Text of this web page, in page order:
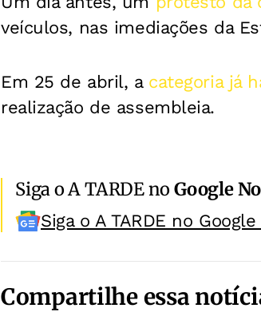
veículos, nas imediações da
Em 25 de abril, a categoria já
realização de assembleia.
Siga o A TARDE noGoogle
Siga o A TARDE no
Compartilhe essa